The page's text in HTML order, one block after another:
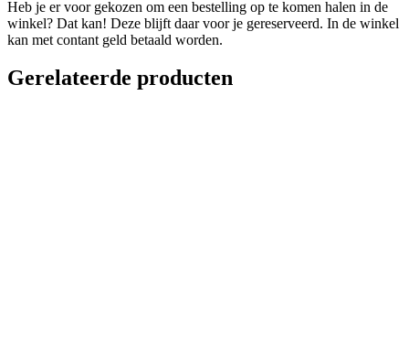
Heb je er voor gekozen om een bestelling op te komen halen in de
winkel? Dat kan! Deze blijft daar voor je gereserveerd. In de winkel
kan met contant geld betaald worden.
Gerelateerde producten